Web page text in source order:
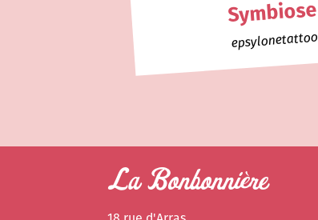
Symbiose
epsylonetattoo
La Bonbonnière